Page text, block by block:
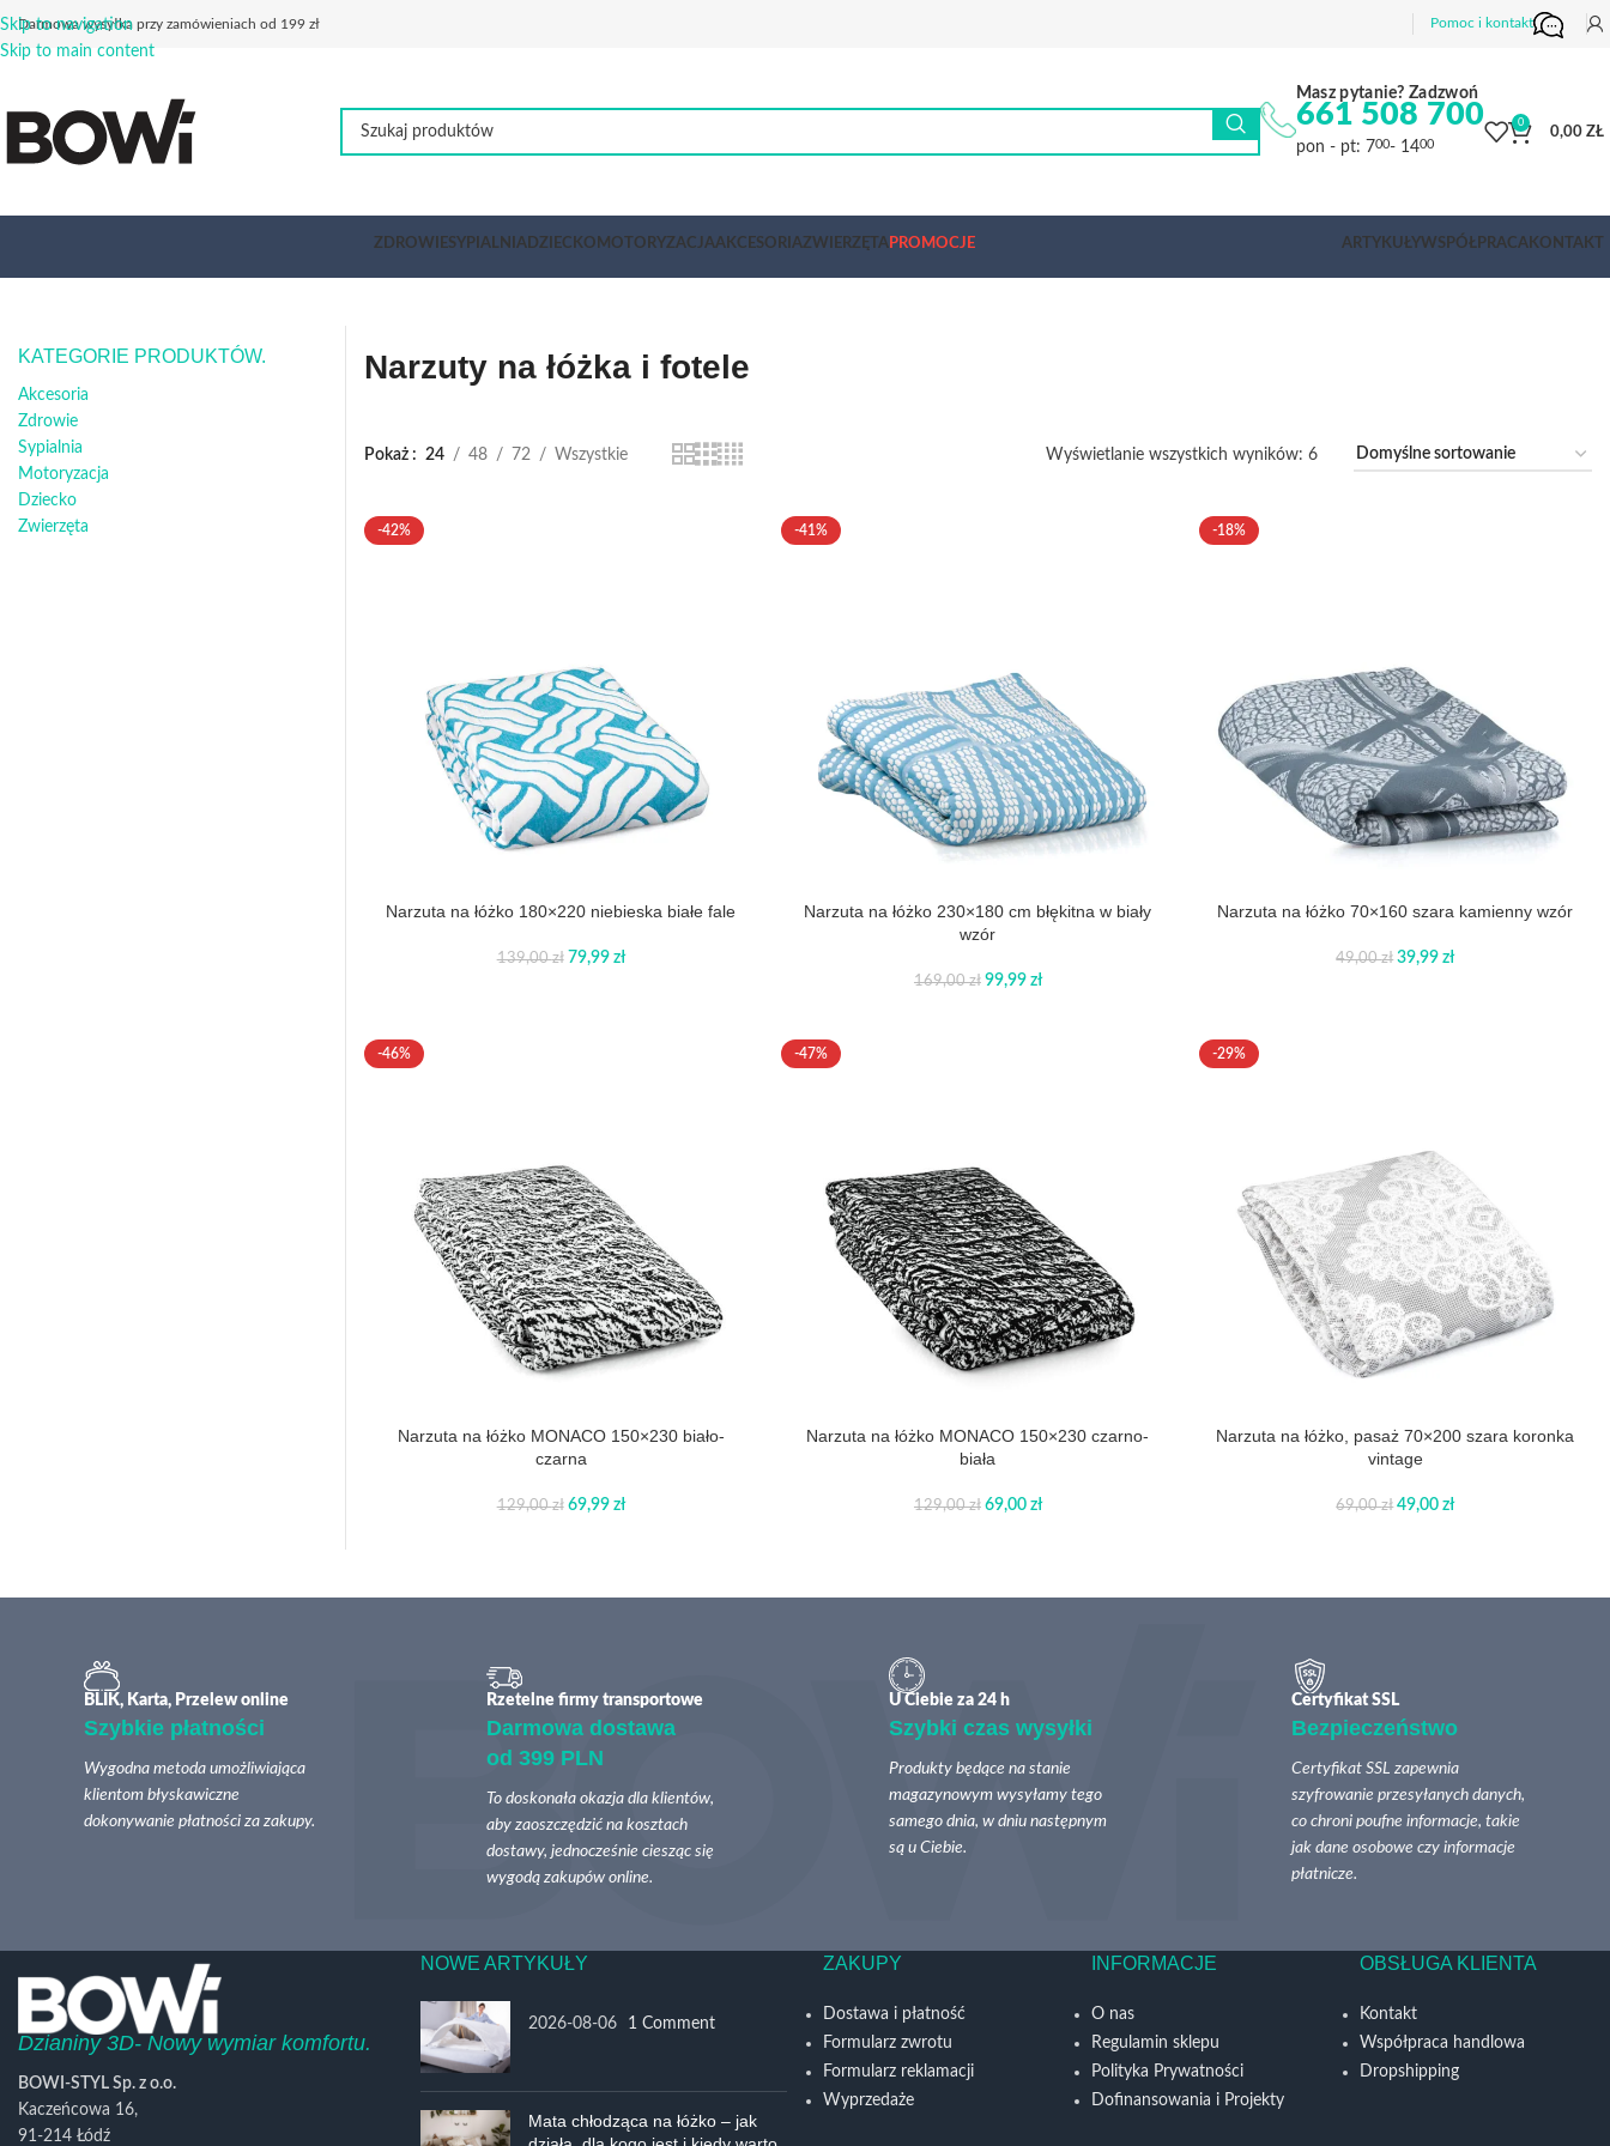
Skip to navigation
Skip to main content
Darmowa wysyłka przy zamówieniach od 199 zł Pomoc i kontakt
Masz pytanie? Zadzwoń
661 508 700
pon - pt: 700- 1400
0
0,00 ZŁ
ZDROWIESYPIALNIADZIECKO MOTORYZACJAAKCESORIAZWIERZĘTAPROMOCJE ARTYKUŁYWSPÓŁPRACA KONTAKT
KATEGORIE PRODUKTÓW.
Akcesoria
Zdrowie
Sypialnia
Motoryzacja
Dziecko
Zwierzęta
Narzuty na łóżka i fotele
Pokaż 24 48 72 Wszystkie Wyświetlanie wszystkich wyników: 6
-42%
Narzuta na łóżko 180×220 niebieska białe fale
139,00zł 79,99 zł
-41%
Narzuta na łóżko 230×180 cm błękitna w biały
wzór
169,00zł 99,99 zł
-18%
Narzuta na łóżko 70×160 szara kamienny wzór
49,00zł 39,99zł
-46%
Narzuta na łóżko MONACO 150×230 biało-
czarna
129,00zł 69,99 zł
-47%
Narzuta na łóżko MONACO 150×230 czarno-
biała
129,00zł 69,00 zł
-29%
Narzuta na łóżko, pasaż 70×200 szara koronka
vintage
69,00zł 49,00zł
BLIK, Karta, Przelew online
Szybkie płatności
Wygodna metoda umożliwiająca
klientom błyskawiczne
dokonywanie płatności za zakupy.
Rzetelne firmy transportowe
Darmowa dostawa
od 399 PLN
To doskonała okazja dla klientów,
aby zaoszczędzić na kosztach
dostawy, jednocześnie ciesząc się
wygodą zakupów online.
U Ciebie za 24 h
Szybki czas wysyłki
Produkty będące na stanie
magazynowym wysyłamy tego
samego dnia, w dniu następnym
są u Ciebie.
Certyfikat SSL
Bezpieczeństwo
Certyfikat SSL zapewnia
szyfrowanie przesyłanych danych,
co chroni poufne informacje, takie
jak dane osobowe czy informacje
płatnicze.
Dzianiny 3D- Nowy wymiar komfortu.
BOWI-STYL Sp. z o.o.
Kaczeńcowa 16,
91-214 Łódź
NOWE ARTYKUŁY
2026-08-06 1 Comment
Mata chłodząca na łóżko – jak
ZAKUPY
Dostawa i płatność
Formularz zwrotu
Formularz reklamacji
Wyprzedaże
INFORMACJE
O nas
Regulamin sklepu
Polityka Prywatności
Dofinansowania i Projekty
OBSŁUGA KLIENTA
Kontakt
Współpraca handlowa
Dropshipping